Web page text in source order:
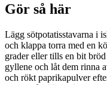
Gör så här
Lägg sötpotatisstavarna i
och klappa torra med en
grader eller tills en bit
gyllene och låt dem rinna
och rökt paprikapulver